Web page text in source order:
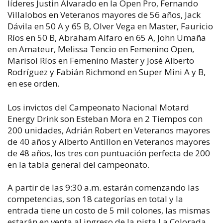
líderes Justin Alvarado en la Open Pro, Fernando
Villalobos en Veteranos mayores de 56 años, Jack
Dávila en 50 A y 65 B, Olver Vega en Master, Fauricio
Ríos en 50 B, Abraham Alfaro en 65 A, John Umaña
en Amateur, Melissa Tencio en Femenino Open,
Marisol Ríos en Femenino Master y José Alberto
Rodríguez y Fabián Richmond en Super Mini A y B,
en ese orden.
Los invictos del Campeonato Nacional Motard
Energy Drink son Esteban Mora en 2 Tiempos con
200 unidades, Adrián Robert en Veteranos mayores
de 40 años y Alberto Antillon en Veteranos mayores
de 48 años, los tres con puntuación perfecta de 200
en la tabla general del campeonato.
A partir de las 9:30 a.m. estarán comenzando las
competencias, son 18 categorías en total y la
entrada tiene un costo de 5 mil colones, las mismas